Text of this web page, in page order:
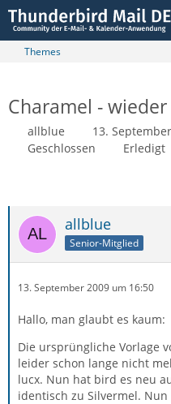
Themes
Charamel -
allblue
13.
Geschlossen
Erledigt
allblue
Senior-Mitglied
13. September 2009 um 16:50
Hallo, man glaubt es kaum:
Die ursprüngliche Vorlage
leider schon lange nicht
lucx. Nun hat bird es neu
identisch zu Silvermel.